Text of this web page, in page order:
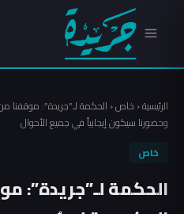
الرئيسية‹ خاص‹ الحكمة لـ”جريدة”: موقفنا
وحضورنا سيكون إيجابياً في جميع الأحوال
خاص
الحكمة لـ”جريدة”: